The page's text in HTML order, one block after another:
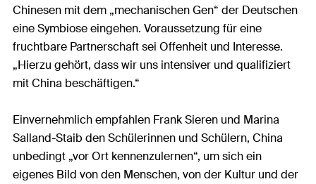
Chinesen mit dem „mechanischen Gen“ der Deutschen
eine Symbiose eingehen. Voraussetzung für eine
fruchtbare Partnerschaft sei Offenheit und Interesse.
„Hierzu gehört, dass wir uns intensiver und qualifiziert
mit China beschäftigen.“
Einvernehmlich empfahlen Frank Sieren und Marina
Salland-Staib den Schülerinnen und Schülern, China
unbedingt „vor Ort kennenzulernen“, um sich ein
eigenes Bild von den Menschen, von der Kultur und der